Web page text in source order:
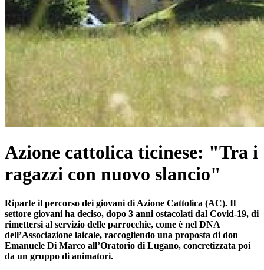
Azione cattolica ticinese: "Tra i
ragazzi con nuovo slancio"
Riparte il percorso dei giovani di Azione Cattolica (AC). Il
settore giovani ha deciso, dopo 3 anni ostacolati dal Covid-19, di
rimettersi al servizio delle parrocchie, come è nel DNA
dell’Associazione laicale, raccogliendo una proposta di don
Emanuele Di Marco all’Oratorio di Lugano, concretizzata poi
da un gruppo di animatori.